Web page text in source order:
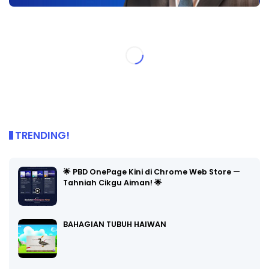
TRENDING!
🌟 PBD OnePage Kini di Chrome Web Store —
Tahniah Cikgu Aiman! 🌟
BAHAGIAN TUBUH HAIWAN